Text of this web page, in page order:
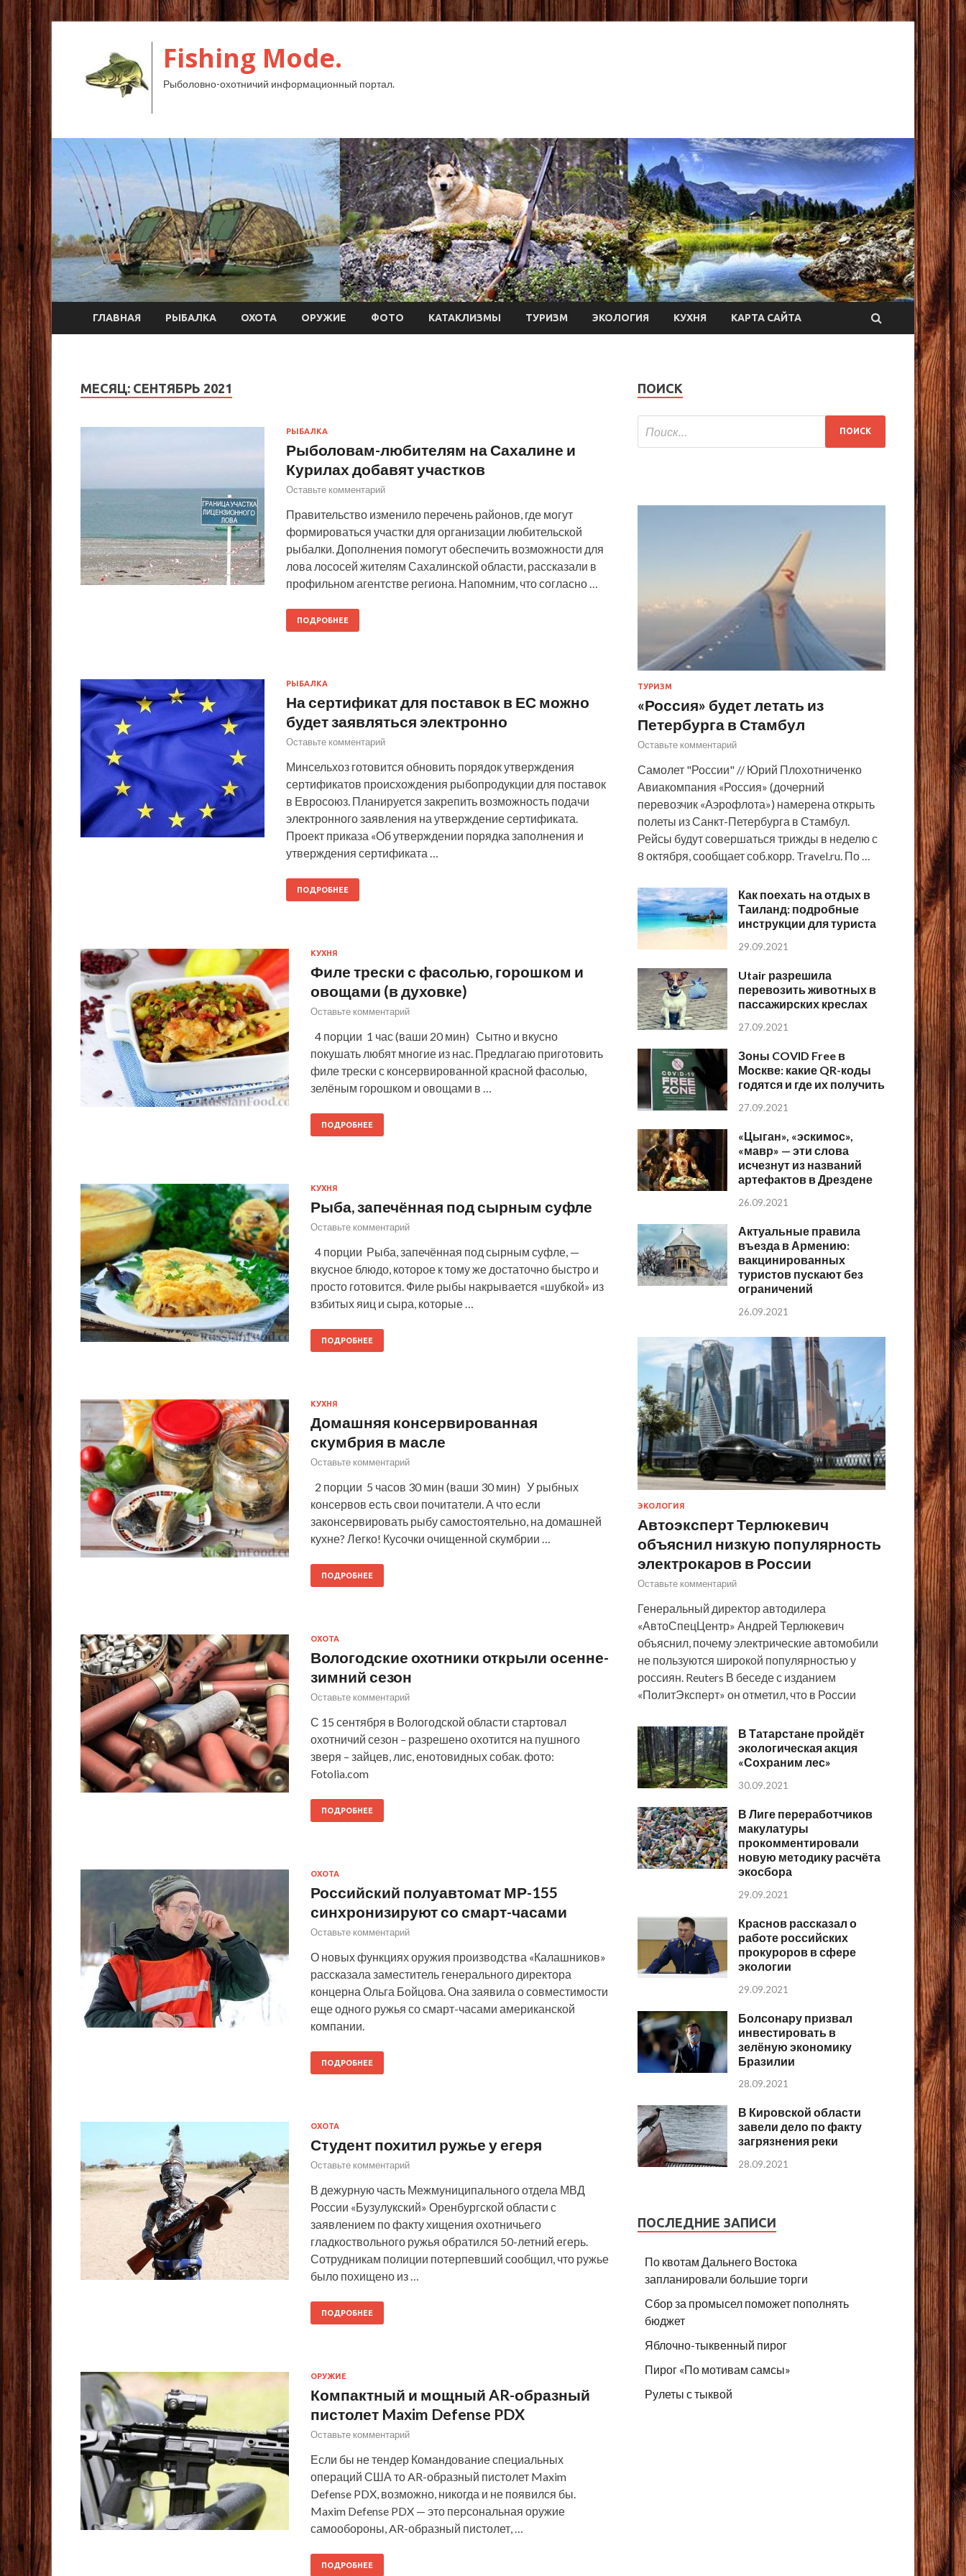
Fishing Mode.
Рыболовно-охотничий информационный портал.
ГЛАВНАЯ РЫБАЛКА ОХОТА ОРУЖИЕ ФОТО КАТАКЛИЗМЫ ТУРИЗМ ЭКОЛОГИЯ КУХНЯ КАРТА САЙТА
МЕСЯЦ: СЕНТЯБРЬ 2021
РЫБАЛКА
Рыболовам-любителям на Сахалине и
Курилах добавят участков
Оставьте комментарий
Правительство изменило перечень районов, где могут
формироваться участки для организации любительской
рыбалки. Дополнения помогут обеспечить возможности для
лова лососей жителям Сахалинской области, рассказали в
профильном агентстве региона. Напомним, что согласно …
ПОДРОБНЕЕ
РЫБАЛКА
На сертификат для поставок в ЕС можно
будет заявляться электронно
Оставьте комментарий
Минсельхоз готовится обновить порядок утверждения
сертификатов происхождения рыбопродукции для поставок
в Евросоюз. Планируется закрепить возможность подачи
электронного заявления на утверждение сертификата.
Проект приказа «Об утверждении порядка заполнения и
утверждения сертификата …
ПОДРОБНЕЕ
КУХНЯ
Филе трески с фасолью, горошком и
овощами (в духовке)
Оставьте комментарий
4 порции 1 час (ваши 20 мин) Сытно и вкусно
покушать любят многие из нас. Предлагаю приготовить
филе трески с консервированной красной фасолью,
зелёным горошком и овощами в …
ПОДРОБНЕЕ
КУХНЯ
Рыба, запечённая под сырным суфле
Оставьте комментарий
4 порции Рыба, запечённая под сырным суфле, —
вкусное блюдо, которое к тому же достаточно быстро и
просто готовится. Филе рыбы накрывается «шубкой» из
взбитых яиц и сыра, которые …
ПОДРОБНЕЕ
КУХНЯ
Домашняя консервированная
скумбрия в масле
Оставьте комментарий
2 порции 5 часов 30 мин (ваши 30 мин) У рыбных
консервов есть свои почитатели. А что если
законсервировать рыбу самостоятельно, на домашней
кухне? Легко! Кусочки очищенной скумбрии …
ПОДРОБНЕЕ
ОХОТА
Вологодские охотники открыли осенне-
зимний сезон
Оставьте комментарий
С 15 сентября в Вологодской области стартовал
охотничий сезон – разрешено охотится на пушного
зверя – зайцев, лис, енотовидных собак. фото:
Fotolia.com
ПОДРОБНЕЕ
ОХОТА
Российский полуавтомат МР-155
синхронизируют со смарт-часами
Оставьте комментарий
О новых функциях оружия производства «Калашников»
рассказала заместитель генерального директора
концерна Ольга Бойцова. Она заявила о совместимости
еще одного ружья со смарт-часами американской
компании.
ПОДРОБНЕЕ
ОХОТА
Студент похитил ружье у егеря
Оставьте комментарий
В дежурную часть Межмуниципального отдела МВД
России «Бузулукский» Оренбургской области с
заявлением по факту хищения охотничьего
гладкоствольного ружья обратился 50-летний егерь.
Сотрудникам полиции потерпевший сообщил, что ружье
было похищено из …
ПОДРОБНЕЕ
ОРУЖИЕ
Компактный и мощный AR-образный
пистолет Maxim Defense PDX
Оставьте комментарий
Если бы не тендер Командование специальных
операций США то AR-образный пистолет Maxim
Defense PDX, возможно, никогда и не появился бы.
Maxim Defense PDX — это персональная оружие
самообороны, AR-образный пистолет, …
ПОДРОБНЕЕ
ПОИСК
ТУРИЗМ
«Россия» будет летать из
Петербурга в Стамбул
Оставьте комментарий
Самолет "России" // Юрий Плохотниченко
Авиакомпания «Россия» (дочерний
перевозчик «Аэрофлота») намерена открыть
полеты из Санкт-Петербурга в Стамбул.
Рейсы будут совершаться трижды в неделю с
8 октября, сообщает соб.корр. Travel.ru. По …
Как поехать на отдых в
Таиланд: подробные
инструкции для туриста
29.09.2021
Utair разрешила
перевозить животных в
пассажирских креслах
27.09.2021
Зоны COVID Free в
Москве: какие QR-коды
годятся и где их получить
27.09.2021
«Цыган», «эскимос»,
«мавр» — эти слова
исчезнут из названий
артефактов в Дрездене
26.09.2021
Актуальные правила
въезда в Армению:
вакцинированных
туристов пускают без
ограничений
26.09.2021
ЭКОЛОГИЯ
Автоэксперт Терлюкевич
объяснил низкую популярность
электрокаров в России
Оставьте комментарий
Генеральный директор автодилера
«АвтоСпецЦентр» Андрей Терлюкевич
объяснил, почему электрические автомобили
не пользуются широкой популярностью у
россиян. Reuters В беседе с изданием
«ПолитЭксперт» он отметил, что в России
В Татарстане пройдёт
экологическая акция
«Сохраним лес»
30.09.2021
В Лиге переработчиков
макулатуры
прокомментировали
новую методику расчёта
экосбора
29.09.2021
Краснов рассказал о
работе российских
прокуроров в сфере
экологии
29.09.2021
Болсонару призвал
инвестировать в
зелёную экономику
Бразилии
28.09.2021
В Кировской области
завели дело по факту
загрязнения реки
28.09.2021
ПОСЛЕДНИЕ ЗАПИСИ
По квотам Дальнего Востока
запланировали большие торги
Сбор за промысел поможет пополнять
бюджет
Яблочно-тыквенный пирог
Пирог «По мотивам самсы»
Рулеты с тыквой